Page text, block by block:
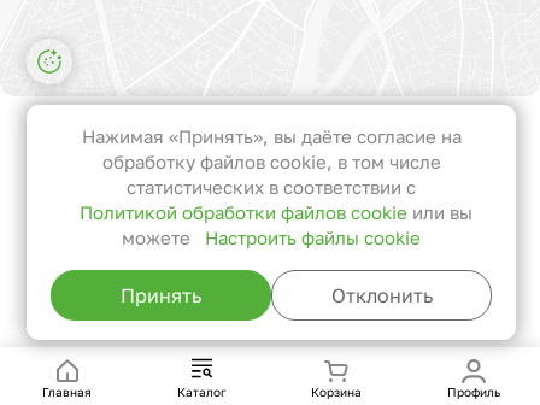
Главная Каталог Корзина Профиль
Настройки файлов cookie
Функциональные
Эти файлы необходимы для
функционирования сайта и не
могут быть отключены в наших
системах. Вы можете настроить
браузер так, чтобы он блокировал
их или уведомлял вас об их
использовании, но в таком случае
сайта не будут работать.
Нажимая «Принять», вы даёте согласие на
обработку файлов cookie, в том числе
статистических в соответствии с
Политикой обработки файлов cookie или вы
можете
Настроить файлы cookie
Принять Отклонить